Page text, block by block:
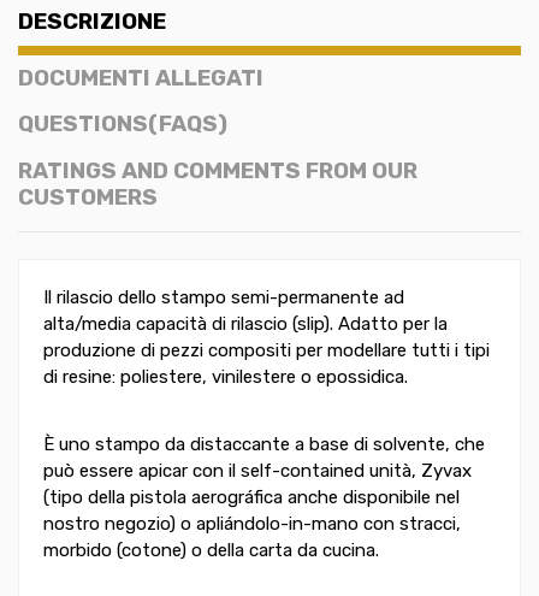
DESCRIZIONE
DOCUMENTI ALLEGATI
QUESTIONS(FAQS)
RATINGS AND COMMENTS FROM OUR
CUSTOMERS
Il rilascio dello stampo semi-permanente ad
alta/media capacità di rilascio (slip). Adatto per la
produzione di pezzi compositi per modellare tutti i tipi
di resine: poliestere, vinilestere o epossidica.
È uno stampo da distaccante a base di solvente, che
può essere apicar con il self-contained unità, Zyvax
(tipo della pistola aerográfica anche disponibile nel
nostro negozio) o apliándolo-in-mano con stracci,
morbido (cotone) o della carta da cucina.